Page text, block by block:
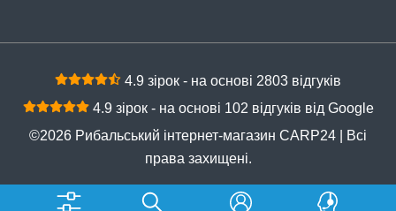
4.9 зірок - на основі 2803 відгуків
4.9 зірок - на основі 102 відгуків від Google
©2026 Рибальський інтернет-магазин CARP24 | Всі
права захищені.